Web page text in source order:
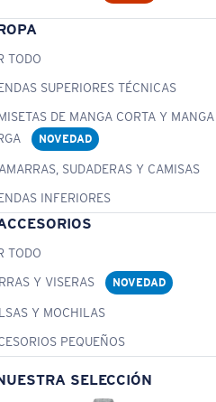
TODO
SUPERIORES TÉCNICAS
DE MANGA CORTA Y MANGA
NOVEDAD
SUDADERAS Y CAMISAS
INFERIORES
TODO
Y VISERAS
NOVEDAD
Y MOCHILAS
PEQUEÑOS
SELECCIÓN